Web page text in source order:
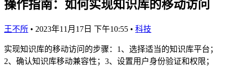
操作指南：如何实现知识库的移动访问
王不所 • 2023年11月17日 下午10:55 • 科技
实现知识库的移动访问的步骤：1、选择适当的知识库平台；
2、确认知识库移动兼容性；3、设置用户身份验证和权限；